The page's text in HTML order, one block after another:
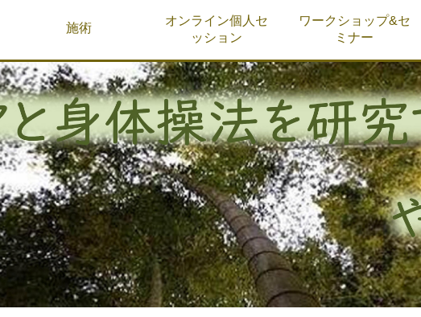
施術
オンライン個人セ
ッション
ワークショップ&セ
ミナー